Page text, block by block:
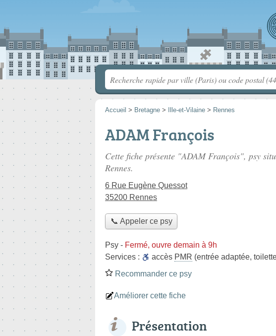
Accueil > Bretagne > Ille-et-Vilaine > Rennes
ADAM François
Cette fiche présente "ADAM François", psy
Rennes.
6 Rue Eugène Quessot
35200 Rennes
📞 Appeler ce psy
Psy - Fermé, ouvre demain à 9h
Services :
accès PMR (entrée adaptée,
Recommander ce psy
Améliorer cette fiche
Présentation